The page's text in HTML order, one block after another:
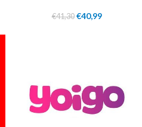
€41,30 €40,99